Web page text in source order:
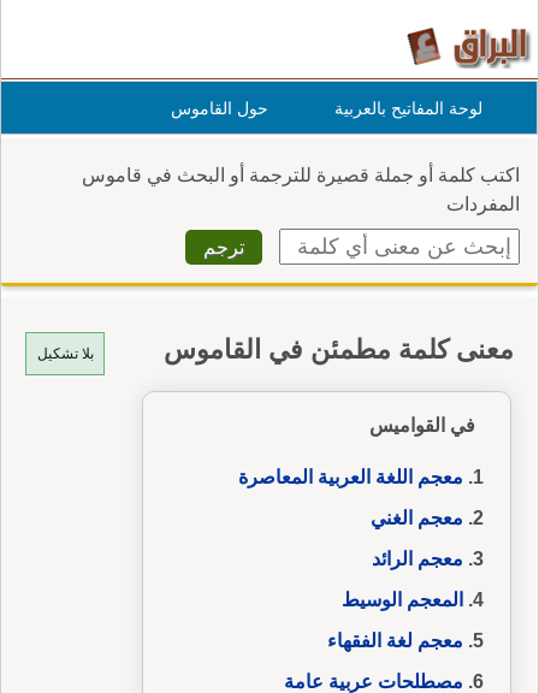
لوحة المفاتيح بالعربية حول القاموس
اكتب كلمة أو جملة قصيرة للترجمة أو البحث في قاموس
المفردات
بلا تشكيل معنى كلمة مطمئن في القاموس
في القواميس
معجم اللغة العربية المعاصرة
معجم الغني
معجم الرائد
المعجم الوسيط
معجم لغة الفقهاء
مصطلحات عربية عامة